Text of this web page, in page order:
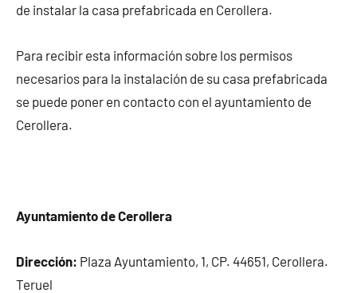
de instalar la casa prefabricada en Cerollera.
Para recibir esta información sobre los permisos
necesarios para la instalación de su casa prefabricada
se puede poner en contacto con el ayuntamiento de
Cerollera.
Ayuntamiento de Cerollera
Dirección: Plaza Ayuntamiento, 1, CP. 44651, Cerollera.
Teruel